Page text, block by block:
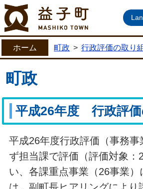
益子町ホー
ホーム 町政 > 行政評価の取り
町政
平成26年度 行政評価
平成26年度行政評価（事務事
ず担当課で評価（評価対象：
い、各課重点事業（26事業）